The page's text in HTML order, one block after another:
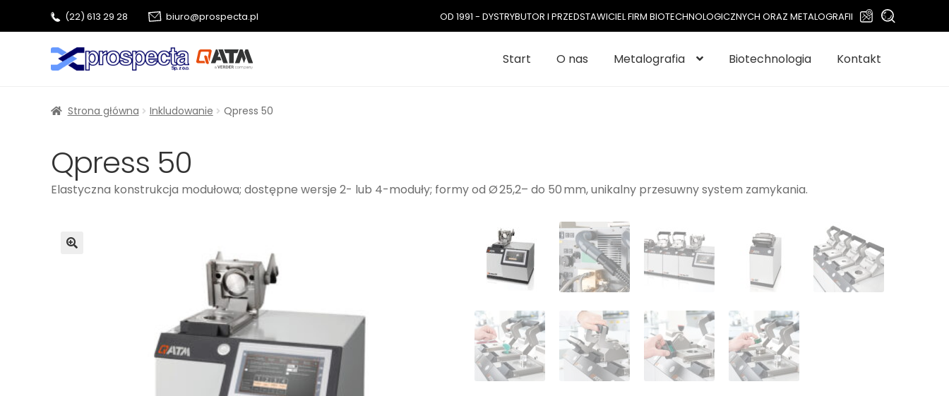
(22) 613 29 28 biuro@prospecta.pl OD 1991 - DYSTRYBUTOR I PRZEDSTAWICIEL FIRM BIOTECHNOLOGICZNYCH ORAZ METALOGRAFII Szukaj:
Szukaj
do
nawigacji
do
treści
Start O nas Metalografia Biotechnologia Kontakt
Strona główna Inkludowanie Qpress 50
Qpress 50
Elastyczna konstrukcja modułowa; dostępne wersje 2- lub 4-moduły; formy od Ø 25,2– do 50 mm, unikalny przesuwny system zamykania.